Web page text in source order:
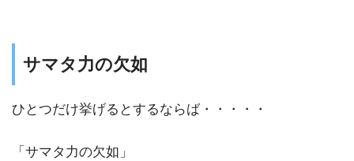
サマタ力の欠如
ひとつだけ挙げるとするならば・・・・・
「サマタ力の欠如」